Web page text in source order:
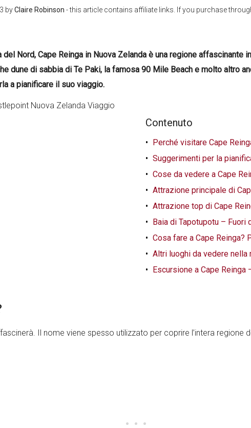
byClaire Robinson - this article contains affiliate links. If you purchase
Nord, Cape Reinga in Nuova Zelanda è una regione affascinante
dune di sabbia di Te Paki, la famosa 90 Mile Beach e molto altro
a pianificare il suo viaggio.
Contenuto
Perché visitare Cape
Suggerimenti per la
Cose da vedere a Cape
Attrazione principale di
Attrazione top di Cape
Baia di Tapotupotu – Fuori
Cosa fare a Cape Reinga?
Altri luoghi da vedere nella
Escursione a Cape
Il nome viene spesso utilizzato per coprire l’intera regione